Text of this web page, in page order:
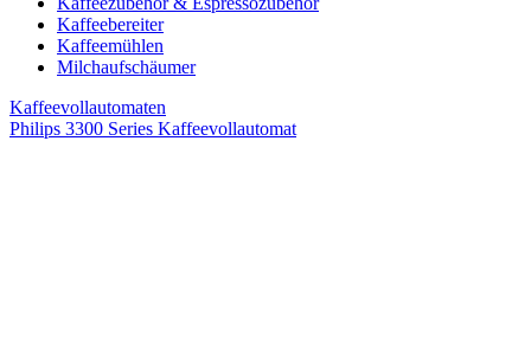
Kaffeebereiter
Kaffeemühlen
Milchaufschäumer
Kaffeevollautomaten
Philips 3300 Series Kaffeevollautomat